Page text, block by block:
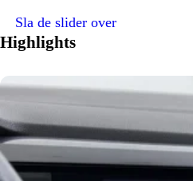
Highlights
Sla de slider over